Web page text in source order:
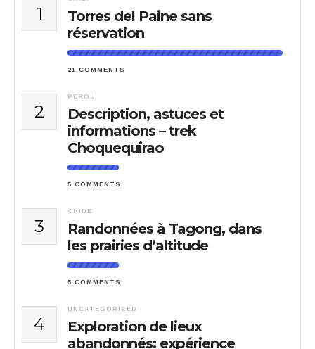
1
Torres del Paine sans
réservation
21 COMMENTS
2
PEROU
Description, astuces et
informations – trek
Choquequirao
5 COMMENTS
3
CHINE
Randonnées à Tagong, dans
les prairies d’altitude
5 COMMENTS
4
UNCATEGORIZED
Exploration de lieux
abandonnés: expérience